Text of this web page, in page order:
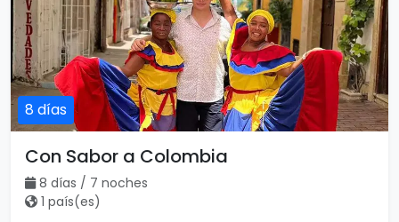
8 días
Con Sabor a Colombia
8 días / 7 noches
1 país(es)